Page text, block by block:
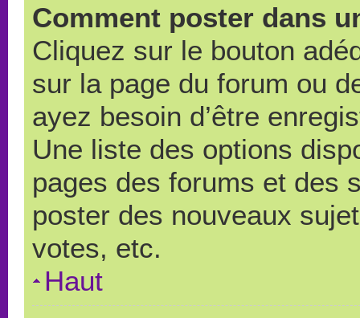
Comment poster dans
Cliquez sur le bouton
sur la page du forum ou
ayez besoin d’être
Une liste des options
pages des forums et des
poster des nouveaux
votes, etc.
Haut